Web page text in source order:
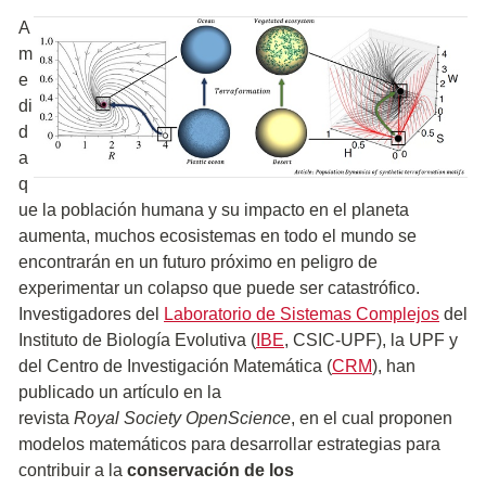
A
m
e
di
d
a
q
ue la población humana y su impacto en el planeta
aumenta, muchos ecosistemas en todo el mundo se
encontrarán en un futuro próximo en peligro de
experimentar un colapso que puede ser catastrófico.
Investigadores del
Laboratorio de Sistemas Complejos del
Instituto de Biología Evolutiva ( IBE, CSIC-UPF), la UPF y
del Centro de Investigación Matemática (CRM), han
publicado un artículo en la
revista Royal Society OpenScience, en el cual proponen
modelos matemáticos para desarrollar estrategias para
contribuir a la conservación de los